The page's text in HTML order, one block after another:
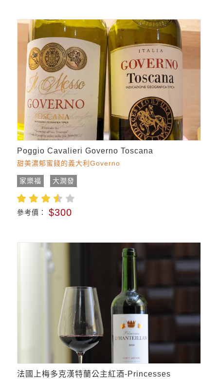
Poggio Cavalieri Governo Toscana
甜美濃郁蜜餞的義大利Governo
家樂福 大潤發
參考價： $300
法國上梅多克漢特蘭公主紅酒-Princesses